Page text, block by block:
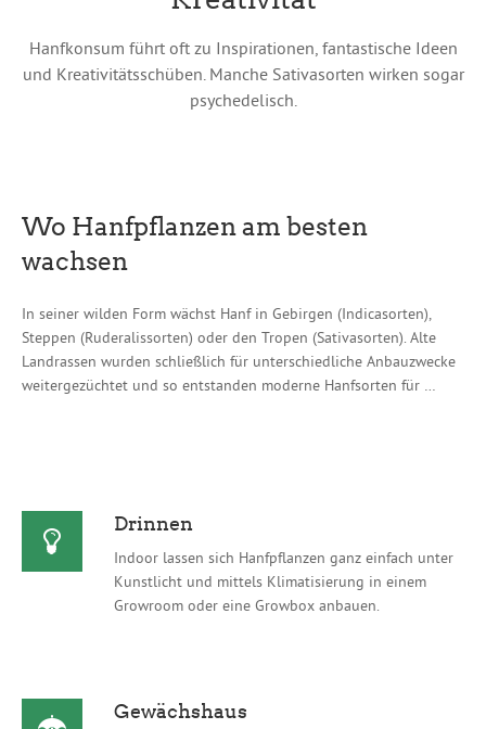
Hanfkonsum führt oft zu Inspirationen, fantastische Ideen
und Kreativitätsschüben. Manche Sativasorten wirken sogar
psychedelisch.
Wo Hanfpflanzen am besten
wachsen
In seiner wilden Form wächst Hanf in Gebirgen (Indicasorten),
Steppen (Ruderalissorten) oder den Tropen (Sativasorten). Alte
Landrassen wurden schließlich für unterschiedliche Anbauzwecke
weitergezüchtet und so entstanden moderne Hanfsorten für …
Drinnen
Indoor lassen sich Hanfpflanzen ganz einfach unter
Kunstlicht und mittels Klimatisierung in einem
Growroom oder eine Growbox anbauen.
Gewächshaus